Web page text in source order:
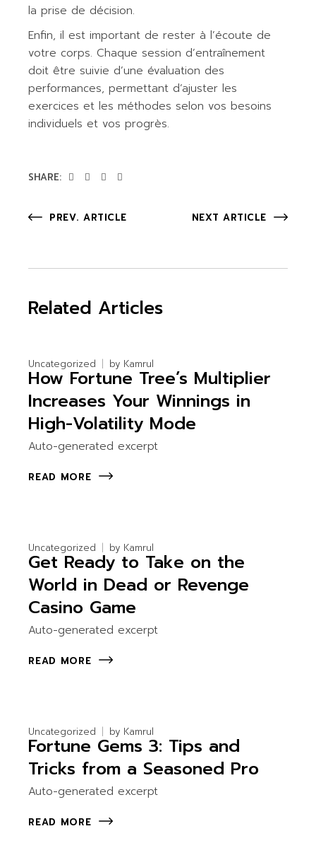
la prise de décision.
Enfin, il est important de rester à l’écoute de
votre corps. Chaque session d’entraînement
doit être suivie d’une évaluation des
performances, permettant d’ajuster les
exercices et les méthodes selon vos besoins
individuels et vos progrès.
SHARE:
PREV. ARTICLE NEXT ARTICLE
Related Articles
Uncategorized by Kamrul
How Fortune Tree’s Multiplier
Increases Your Winnings in
High-Volatility Mode
Auto-generated excerpt
READ MORE
Uncategorized by Kamrul
Get Ready to Take on the
World in Dead or Revenge
Casino Game
Auto-generated excerpt
READ MORE
Uncategorized by Kamrul
Fortune Gems 3: Tips and
Tricks from a Seasoned Pro
Auto-generated excerpt
READ MORE